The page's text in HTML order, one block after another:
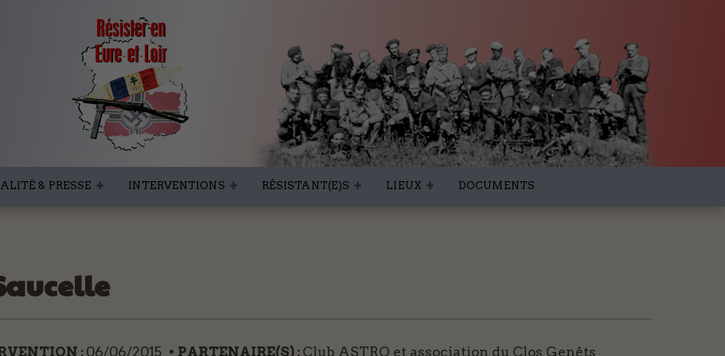
& PRESSE INTERVENTIONS RÉSISTANT(E)S LIEUX DOCUMENTS
:06/06/2015 • PARTENAIRE(S) : Club ASTRO et association du Clos Genêts